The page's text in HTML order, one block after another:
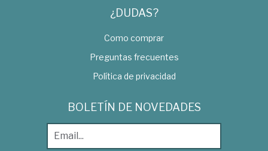
¿DUDAS?
Como comprar
Preguntas frecuentes
Política de privacidad
BOLETÍN DE NOVEDADES